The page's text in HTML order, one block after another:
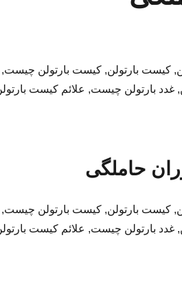
کیست بارتولن, کیست بارتولن چیست,
غدد بارتولن چیست, علائم کیست
حاملگی
کیست بارتولن, کیست بارتولن چیست,
غدد بارتولن چیست, علائم کیست